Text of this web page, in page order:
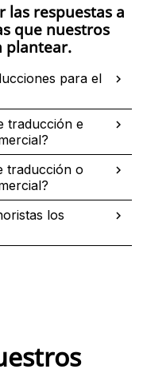
las respuestas a
que nuestros
plantear.
para el
traducción e
traducción o
los